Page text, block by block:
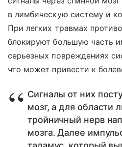
в лимбическую систему и
При легких травмах
блокируют большую часть
серьезных повреждениях
что может привести к
Сигналы от них
мозг, а для области
тройничный нерв
мозга. Далее